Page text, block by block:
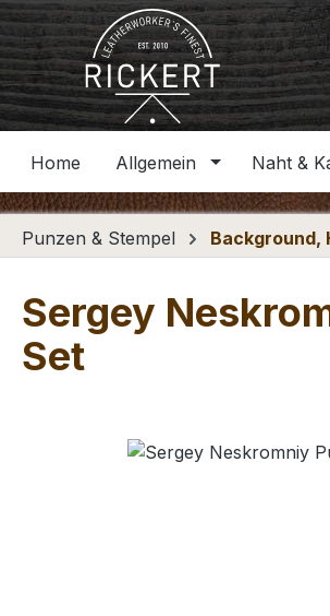
Hauptinhalt springen
Zur Suche springen
Zur Hauptnavigation springen
Home Allgemein Naht &
Punzen & Stempel Background,
Sergey
Set
Bildergalerie überspringen